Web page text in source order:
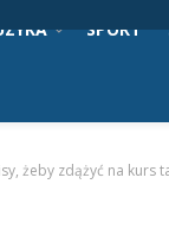
SPORT
żeby zdążyć na kurs